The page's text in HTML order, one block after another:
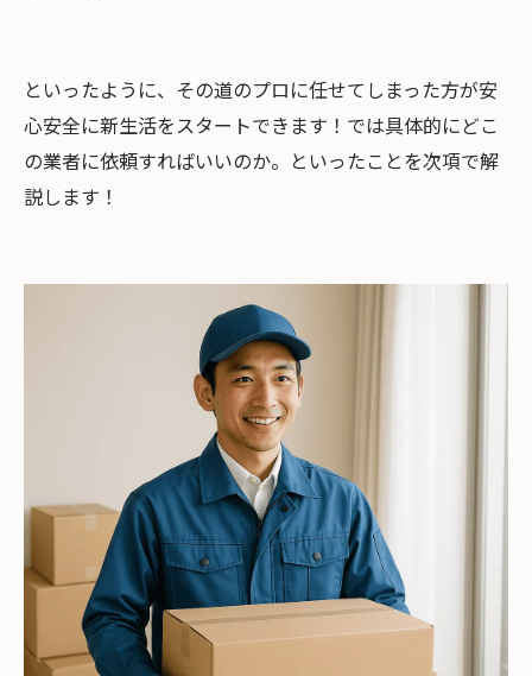
といったように、その道のプロに任せてしまった方が安
心安全に新生活をスタートできます！では具体的にどこ
の業者に依頼すればいいのか。といったことを次項で解
説します！